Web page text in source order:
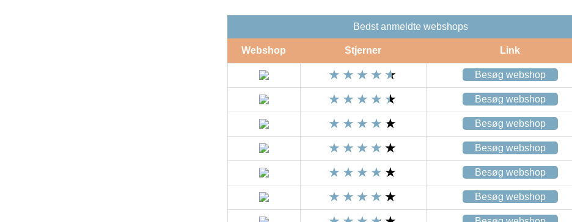
Bedst anmeldte webshops
Webshop Stjerner Link
Besøg webshop
Besøg webshop
Besøg webshop
Besøg webshop
Besøg webshop
Besøg webshop